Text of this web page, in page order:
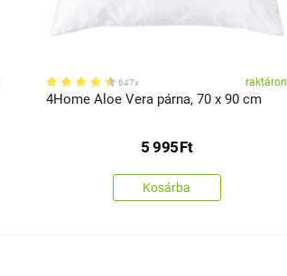
647x raktáron
4Home Aloe Vera párna, 70 x 90 cm
5 995Ft
Kosárba